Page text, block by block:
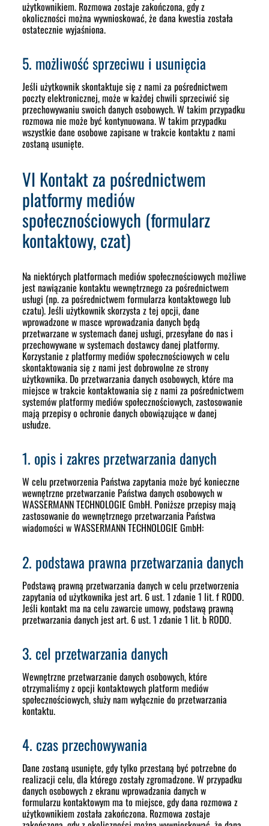
użytkownikiem. Rozmowa zostaje zakończona, gdy z
okoliczności można wywnioskować, że dana kwestia została
ostatecznie wyjaśniona.
5. możliwość sprzeciwu i usunięcia
Jeśli użytkownik skontaktuje się z nami za pośrednictwem
poczty elektronicznej, może w każdej chwili sprzeciwić się
przechowywaniu swoich danych osobowych. W takim przypadku
rozmowa nie może być kontynuowana. W takim przypadku
wszystkie dane osobowe zapisane w trakcie kontaktu z nami
zostaną usunięte.
VI Kontakt za pośrednictwem
platformy mediów
społecznościowych (formularz
kontaktowy, czat)
Na niektórych platformach mediów społecznościowych możliwe
jest nawiązanie kontaktu wewnętrznego za pośrednictwem
usługi (np. za pośrednictwem formularza kontaktowego lub
czatu). Jeśli użytkownik skorzysta z tej opcji, dane
wprowadzone w masce wprowadzania danych będą
przetwarzane w systemach danej usługi, przesyłane do nas i
przechowywane w systemach dostawcy danej platformy.
Korzystanie z platformy mediów społecznościowych w celu
skontaktowania się z nami jest dobrowolne ze strony
użytkownika. Do przetwarzania danych osobowych, które ma
miejsce w trakcie kontaktowania się z nami za pośrednictwem
systemów platformy mediów społecznościowych, zastosowanie
mają przepisy o ochronie danych obowiązujące w danej
usłudze.
1. opis i zakres przetwarzania danych
W celu przetworzenia Państwa zapytania może być konieczne
wewnętrzne przetwarzanie Państwa danych osobowych w
WASSERMANN TECHNOLOGIE GmbH. Poniższe przepisy mają
zastosowanie do wewnętrznego przetwarzania Państwa
wiadomości wWASSERMANN TECHNOLOGIE GmbH:
2. podstawa prawna przetwarzania danych
Podstawą prawną przetwarzania danych w celu przetworzenia
zapytania od użytkownika jest art. 6 ust. 1 zdanie 1 lit. f RODO.
Jeśli kontakt ma na celu zawarcie umowy, podstawą prawną
przetwarzania danych jest art. 6 ust. 1 zdanie 1 lit. b RODO.
3. cel przetwarzania danych
Wewnętrzne przetwarzanie danych osobowych, które
otrzymaliśmy z opcji kontaktowych platform mediów
społecznościowych, służy nam wyłącznie do przetwarzania
kontaktu.
4. czas przechowywania
Dane zostaną usunięte, gdy tylko przestaną być potrzebne do
realizacji celu, dla którego zostały zgromadzone. W przypadku
danych osobowych z ekranu wprowadzania danych w
formularzu kontaktowym ma to miejsce, gdy dana rozmowa z
użytkownikiem została zakończona. Rozmowa zostaje